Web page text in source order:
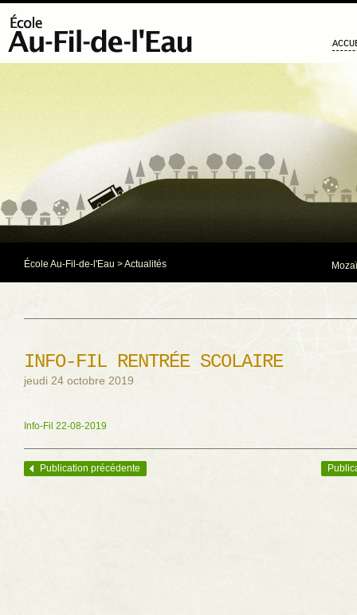
École Au-Fil-de-l'Eau >Actualités
INFO-FIL RENTRÉE SCOLAIRE
jeudi 24 octobre 2019
Info-Fil 22-08-2019
Navigation des articles
Publication précédente